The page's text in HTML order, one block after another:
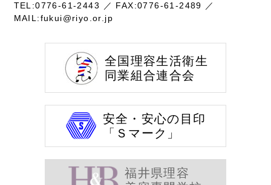
TEL:0776-61-2443
／ FAX:0776-61-2489 ／
MAIL:fukui@riyo.or.jp
全国理容生活衛生
同業組合連合会
安全・安心の目印
「Ｓマーク」
福井県理容